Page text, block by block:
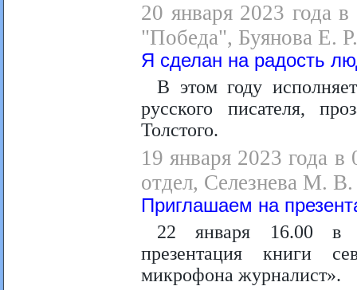
20 января 2023 года
"Победа", Буянова Е. Р.
Я сделан на радость
В этом году
русского писателя,
Толстого.
19 января 2023 года
отдел, Селезнева М. В.
Приглашаем на
22 января 16.00 в
презентация книги
микрофона журналист».